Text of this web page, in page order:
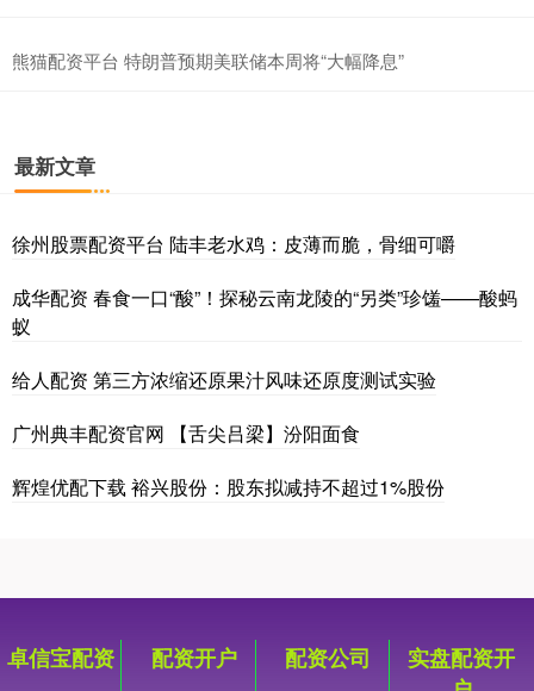
熊猫配资平台 特朗普预期美联储本周将“大幅降息”
最新文章
徐州股票配资平台 陆丰老水鸡：皮薄而脆，骨细可嚼
成华配资 春食一口“酸”！探秘云南龙陵的“另类”珍馐——酸蚂
蚁
给人配资 第三方浓缩还原果汁风味还原度测试实验
广州典丰配资官网 【舌尖吕梁】汾阳面食
辉煌优配下载 裕兴股份：股东拟减持不超过1%股份
卓信宝配资 配资开户 配资公司
实盘配资开